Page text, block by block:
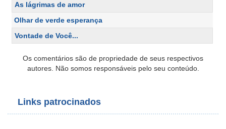
As lágrimas de amor
Olhar de verde esperança
Vontade de Você...
Os comentários são de propriedade de seus respectivos
autores. Não somos responsáveis pelo seu conteúdo.
Links patrocinados